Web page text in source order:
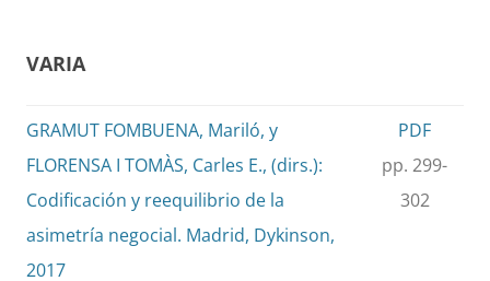
VARIA
GRAMUT FOMBUENA, Mariló, y
FLORENSA I TOMÀS, Carles E., (dirs.):
Codificación y reequilibrio de la
asimetría negocial. Madrid, Dykinson,
2017
PDF
pp. 299-
302